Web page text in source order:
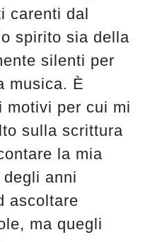
carenti dal
spirito sia della
silenti per
musica. È
motivi per cui mi
sulla scrittura
la mia
anni
ascoltare
ma quegli